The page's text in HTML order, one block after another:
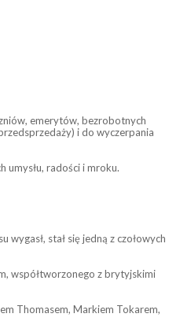
emerytów, bezrobotnych
i do wyczerpania
umysłu, radości i mroku.
stał się jedną z czołowych
współtworzonego z brytyjskimi
Thomasem, Markiem Tokarem,